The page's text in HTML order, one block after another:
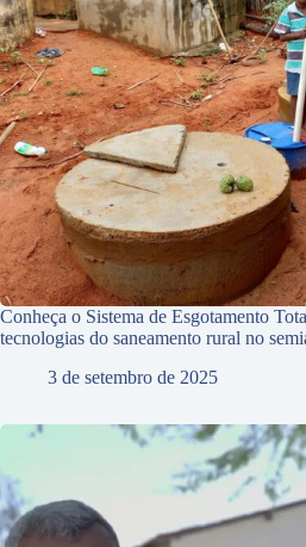
Conheça o Sistema de Esgotamento
tecnologias do saneamento rural no
3 de setembro de 2025